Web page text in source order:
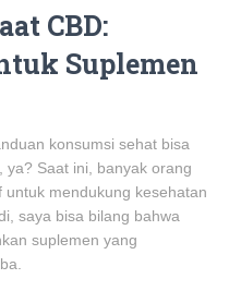
CBD:
Suplemen
konsumsi sehat bisa
ya? Saat ini, banyak orang
mendukung kesehatan
saya bisa bilang bahwa
suplemen yang